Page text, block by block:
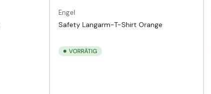
Engel
Safety Langarm-T-Shirt Orange
VORRÄTIG